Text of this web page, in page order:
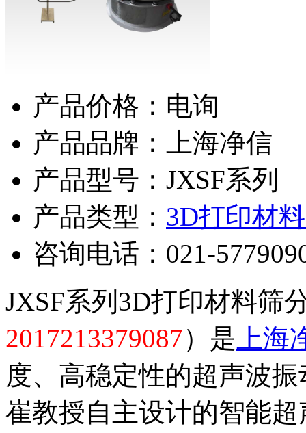
产品价格：电询
产品品牌：上海净信
产品型号：JXSF系列
产品类型： 3D打印材
咨询电话： 021-
JXSF系列3D打印材料筛
2017213379087）是 上海
度、高稳定性的超声波
崔教授自主设计的智能